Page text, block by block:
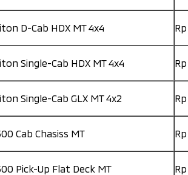
D-Cab HDX MT 4x4
Single-Cab HDX MT 4x4
Single-Cab GLX MT 4x2
Cab Chasiss MT
Pick-Up Flat Deck MT